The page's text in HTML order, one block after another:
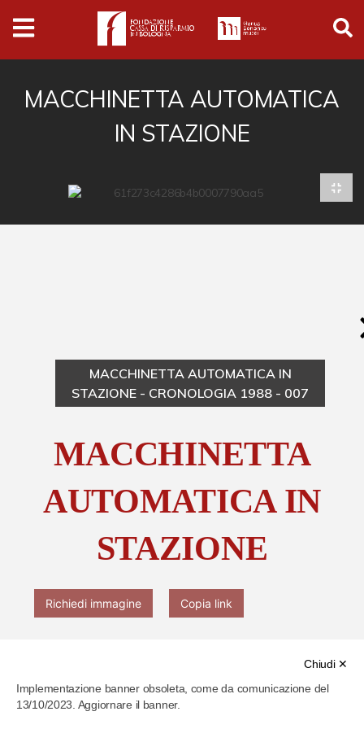
Archivio
Ferrari
Archivio Digitale
Arte e cultura
Musica cinema e spettacolo
Chi è Paolo Ferrari
Contattaci
MACCHINETTA AUTOMATICA
IN STAZIONE
MACCHINETTA AUTOMATICA IN
STAZIONE - CRONOLOGIA 1988 - 007
MACCHINETTA
AUTOMATICA IN
STAZIONE
Richiedi immagine Copia link
Cod. identificativo
Chiudi ✕
Implementazione banner obsoleta, come da comunicazione del
13/10/2023. Aggiornare il banner.